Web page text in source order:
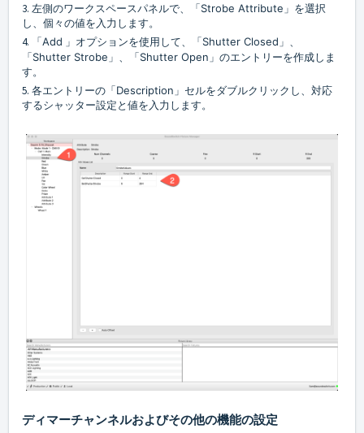
3. 左側のワークスペースパネルで、「Strobe Attribute 」を選択
し、個々の値を入力します。
4. 「Add 」オプションを使用して、「Shutter Closed 」、
「Shutter Strobe 」、「Shutter Open 」のエントリーを作成しま
す。
5. 各エントリーの「Description 」セルをダブルクリックし、対応
するシャッター設定と値を入力します。
ディマーチャンネルおよびその他の機能の設定